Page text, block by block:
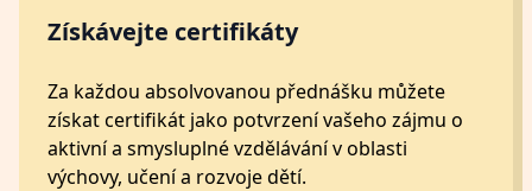
Získávejte certifikáty
Za každou absolvovanou přednášku můžete
získat certifikát jako potvrzení vašeho zájmu o
aktivní a smysluplné vzdělávání v oblasti
výchovy, učení a rozvoje dětí.